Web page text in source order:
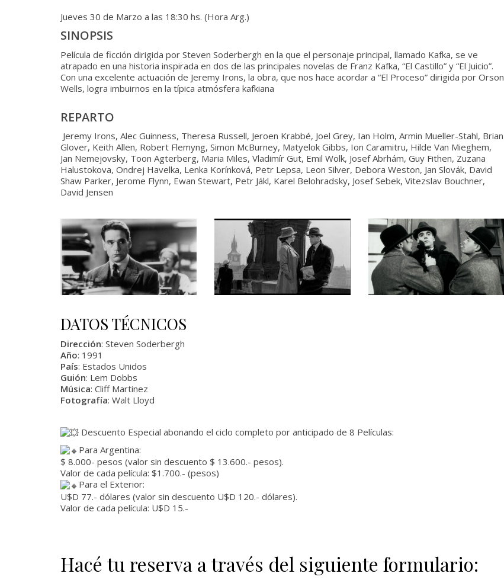
Jueves 30 de Marzo a las 18:30 hs. (Hora Arg.)
SINOPSIS
Película de ficción dirigida por Steven Soderbergh en la que el personaje principal, llamado Kafka, se ve
atrapado en una historia inspirada en dos de las principales novelas de Franz Kafka, “El Castillo” y “El Juicio”.
Con una excelente actuación de Jeremy Irons, la obra, que nos hace acordar a “El Proceso” dirigida por Orson
Wells, logra imbuirnos en la típica atmósfera kafkiana
REPARTO
Jeremy Irons, Alec Guinness, Theresa Russell, Jeroen Krabbé, Joel Grey, Ian Holm, Armin Mueller-Stahl, Brian
Glover, Keith Allen, Robert Flemyng, Simon McBurney, Matyelok Gibbs, Ion Caramitru, Hilde Van Mieghem,
Jan Nemejovsky, Toon Agterberg, Maria Miles, Vladimír Gut, Emil Wolk, Josef Abrhám, Guy Fithen, Zuzana
Halustokova, Ondrej Havelka, Lenka Korínková, Petr Lepsa, Leon Silver, Debora Weston, Jan Slovák, David
Shaw Parker, Jerome Flynn, Ewan Stewart, Petr Jákl, Karel Belohradsky, Josef Sebek, Vitezslav Bouchner,
David Jensen
DATOS TÉCNICOS
Dirección: Steven Soderbergh
Año: 1991
País: Estados Unidos
Guión: Lem Dobbs
Música: Cliff Martinez
Fotografía: Walt Lloyd
Descuento Especial abonando el ciclo completo por anticipado de 8 Películas:
Para Argentina:
$ 8.000- pesos (valor sin descuento $ 13.600.- pesos).
Valor de cada película: $1.700.- (pesos)
Para el Exterior:
U$D 77.- dólares (valor sin descuento U$D 120.- dólares).
Valor de cada película: U$D 15.-
Hacé tu reserva a través del siguiente formulario: